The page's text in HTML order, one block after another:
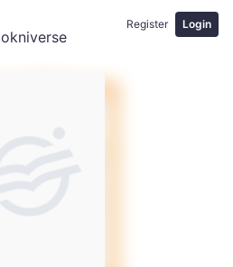
Register Login